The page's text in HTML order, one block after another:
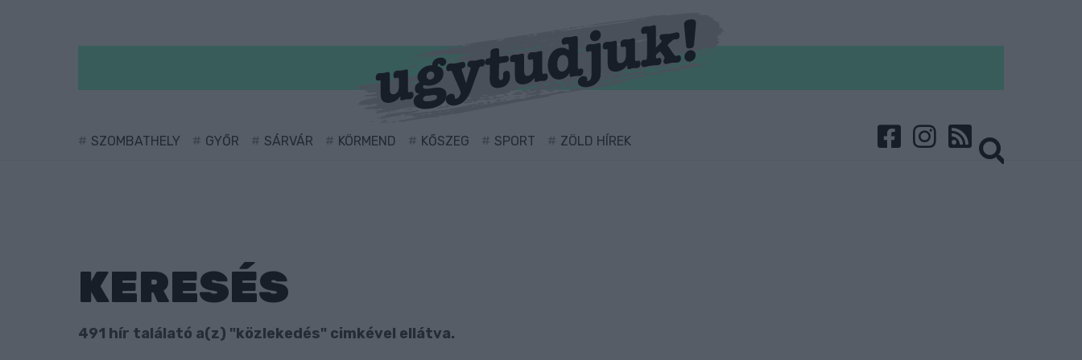
SZOMBATHELY GYŐR SÁRVÁR KÖRMEND KŐSZEG SPORT ZÖLD HÍREK
KERESÉS
491 hír találató a(z) "közlekedés" cimkével ellátva.